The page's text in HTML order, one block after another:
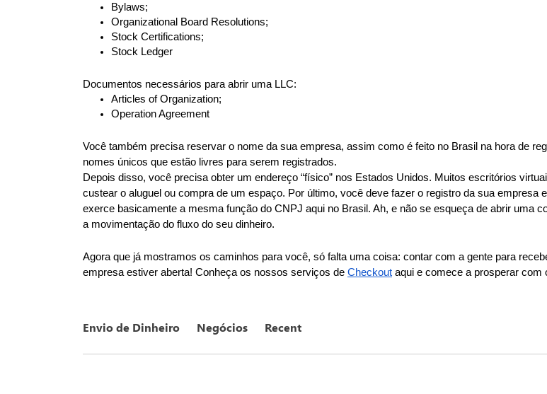
Bylaws;
Organizational Board Resolutions;
Stock Certifications;
Stock Ledger
Documentos necessários para abrir uma LLC:
Articles of Organization;
Operation Agreement
Você também precisa reservar o nome da sua empresa, assim como é feito no Brasil na hora de
nomes únicos que estão livres para serem registrados.
Depois disso, você precisa obter um endereço “físico” nos Estados Unidos. Muitos escritórios
custear o aluguel ou compra de um espaço. Por último, você deve fazer o registro da sua empresa
exerce basicamente a mesma função do CNPJ aqui no Brasil. Ah, e não se esqueça de abrir uma
a movimentação do fluxo do seu dinheiro.
Agora que já mostramos os caminhos para você, só falta uma coisa: contar com a gente para
empresa estiver aberta! Conheça os nossos serviços de Checkout aqui e comece a prosperar com
Envio de Dinheiro Negócios Recent